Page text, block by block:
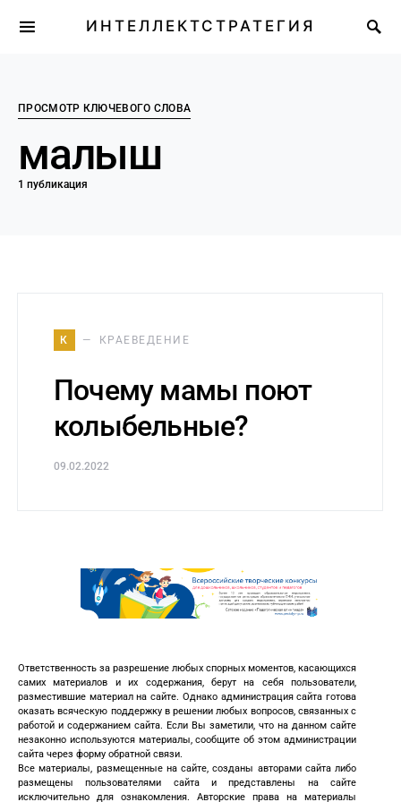
ИНТЕЛЛЕКТСТРАТЕГИЯ
ПРОСМОТР КЛЮЧЕВОГО СЛОВА
малыш
1 публикация
К КРАЕВЕДЕНИЕ
Почему мамы поют
колыбельные?
09.02.2022
Ответственность за разрешение любых спорных моментов, касающихся
самих материалов и их содержания, берут на себя пользователи,
разместившие материал на сайте. Однако администрация сайта готова
оказать всяческую поддержку в решении любых вопросов, связанных с
работой и содержанием сайта. Если Вы заметили, что на данном сайте
незаконно используются материалы, сообщите об этом администрации
сайта через форму обратной связи.
Все материалы, размещенные на сайте, созданы авторами сайта либо
размещены пользователями сайта и представлены на сайте
исключительно для ознакомления. Авторские права на материалы